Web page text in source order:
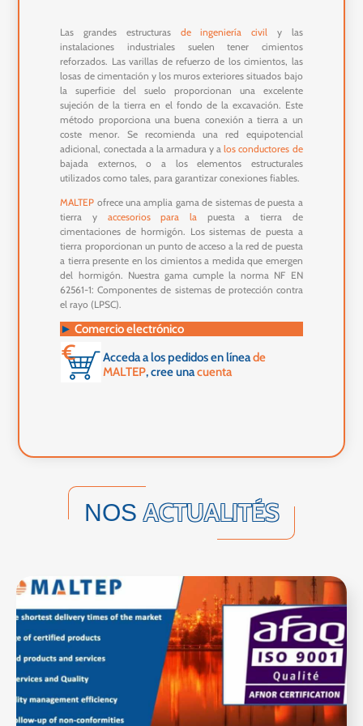
Las grandes estructuras de ingeniería civil y las
instalaciones industriales suelen tener cimientos
reforzados. Las varillas de refuerzo de los cimientos, las
losas de cimentación y los muros exteriores situados bajo
la superficie del suelo proporcionan una excelente
sujeción de la tierra en el fondo de la excavación. Este
método proporciona una buena conexión a tierra a un
coste menor. Se recomienda una red equipotencial
adicional, conectada a la armadura y alos conductores de
bajada externos, o a los elementos estructurales
utilizados como tales, para garantizar conexiones fiables.
MALTEP ofrece una amplia gama de sistemas de puesta a
tierra y accesoriospara la puesta a tierra de
cimentaciones de hormigón. Los sistemas de puesta a
tierra proporcionan un punto de acceso a la red de puesta
a tierra presente en los cimientos a medida que emergen
del hormigón. Nuestra gama cumple la norma NF EN
62561-1: Componentes de sistemas de protección contra
el rayo (LPSC).
► Comercio electrónico
Acceda a los pedidos en líneade
MALTEP, cree unacuenta
NOSACTUALITÉS